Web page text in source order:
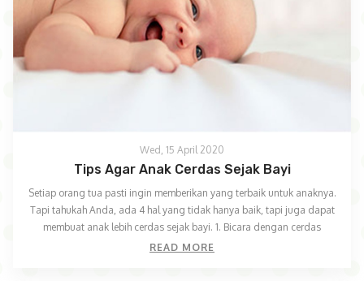
Wed, 15 April 2020
Tips Agar Anak Cerdas Sejak Bayi
Setiap orang tua pasti ingin memberikan yang terbaik untuk anaknya.
Tapi tahukah Anda, ada 4 hal yang tidak hanya baik, tapi juga dapat
membuat anak lebih cerdas sejak bayi. 1. Bicara dengan cerdas
READ MORE